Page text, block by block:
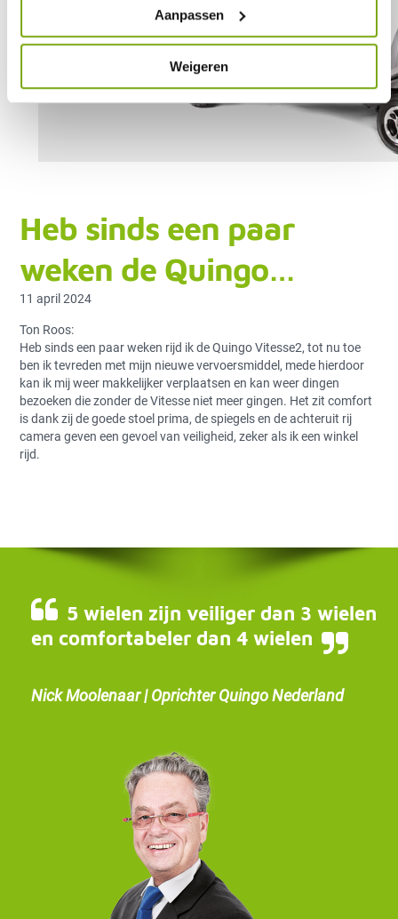
Aanpassen
Weigeren
Heb sinds een paar
weken de Quingo…
11 april 2024
Ton Roos:
Heb sinds een paar weken rijd ik de Quingo Vitesse2, tot nu toe
ben ik tevreden met mijn nieuwe vervoersmiddel, mede hierdoor
kan ik mij weer makkelijker verplaatsen en kan weer dingen
bezoeken die zonder de Vitesse niet meer gingen. Het zit comfort
is dank zij de goede stoel prima, de spiegels en de achteruit rij
camera geven een gevoel van veiligheid, zeker als ik een winkel
rijd.
5 wielen zijn veiliger dan 3 wielen
en comfortabeler dan 4 wielen
Nick Moolenaar | Oprichter Quingo Nederland